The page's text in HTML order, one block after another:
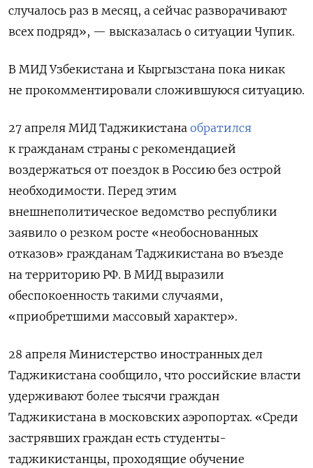
случалось раз в месяц, а сейчас разворачивают
всех подряд», — высказалась о ситуации Чупик.
В МИД Узбекистана и Кыргызстана пока никак
не прокомментировали сложившуюся ситуацию.
27 апреля МИД Таджикистана обратился
к гражданам страны с рекомендацией
воздержаться от поездок в Россию без острой
необходимости. Перед этим
внешнеполитическое ведомство республики
заявило о резком росте «необоснованных
отказов» гражданам Таджикистана во въезде
на территорию РФ. В МИД выразили
обеспокоенность такими случаями,
«приобретшими массовый характер».
28 апреля Министерство иностранных дел
Таджикистана сообщило, что российские власти
удерживают более тысячи граждан
Таджикистана в московских аэропортах. «Среди
застрявших граждан есть студенты-
таджикистанцы, проходящие обучение